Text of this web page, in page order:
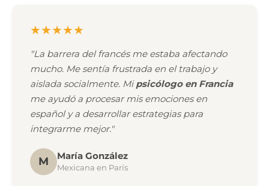
★★★★★
"La barrera del francés me estaba afectando
mucho. Me sentía frustrada en el trabajo y
aislada socialmente. Mipsicólogo en Francia
me ayudó a procesar mis emociones en
español y a desarrollar estrategias para
integrarme mejor."
M María González
Mexicana en París